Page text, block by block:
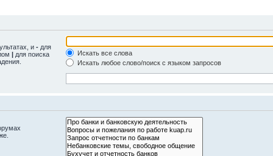
и - для
| для поиска
Искать все слова
Искать любое слово/поиск с языком запросов